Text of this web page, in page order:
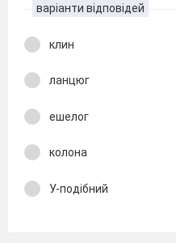
варіанти відповідей
клин
ланцюг
ешелог
колона
У-подібний